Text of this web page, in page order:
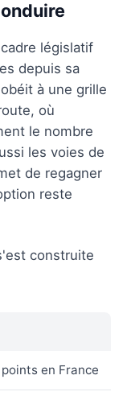
législatif
depuis sa
à une grille
où
le nombre
les voies de
de regagner
reste
construite
en France